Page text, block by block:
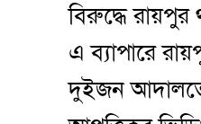
বিরুদ্ধে রায়পুর
এ ব্যাপারে
দুইজন আদালতের